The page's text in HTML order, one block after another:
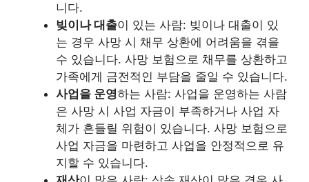
니다.
빚이나 대출이 있는 사람: 빚이나 대출이 있
는 경우 사망 시 채무 상환에 어려움을 겪을
수 있습니다. 사망 보험으로 채무를 상환하고
가족에게 금전적인 부담을 줄일 수 있습니다.
사업을 운영하는 사람: 사업을 운영하는 사람
은 사망 시 사업 자금이 부족하거나 사업 자
체가 흔들릴 위험이 있습니다. 사망 보험으로
사업 자금을 마련하고 사업을 안정적으로 유
지할 수 있습니다.